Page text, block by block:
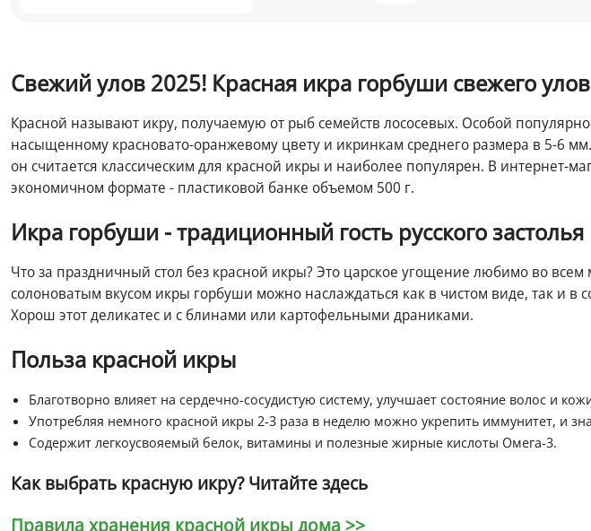
Свежий улов 2025! Красная икра горбуши свежего
Красной называют икру, получаемую от рыб семейств лососевых. Особой
насыщенному красновато-оранжевому цвету и икринкам среднего размера в 5-6
он считается классическим для красной икры и наиболее популярен. В интернет-
экономичном формате - пластиковой банке объемом 500 г.
Икра горбуши - традиционный гость русского застолья
Что за праздничный стол без красной икры? Это царское угощение любимо во
солоноватым вкусом икры горбуши можно наслаждаться как в чистом виде, так и
Хорош этот деликатес и с блинами или картофельными драниками.
Польза красной икры
Благотворно влияет на сердечно-сосудистую систему, улучшает состояние волос и
Употребляя немного красной икры 2-3 раза в неделю можно укрепить иммунитет, и
Содержит легкоусвояемый белок, витамины и полезные жирные кислоты Омега-3.
Как выбрать красную икру? Читайтездесь
Правила хранения красной икры дома >>